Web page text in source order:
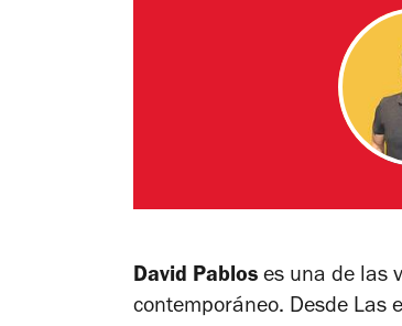
David Pablos es una de las
contemporáneo. Desde Las